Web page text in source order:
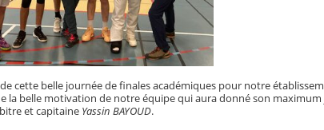
cette belle journée de finales académiques pour notre
la belle motivation de notre équipe qui aura donné son maximum
et capitaine Yassin BAYOUD.